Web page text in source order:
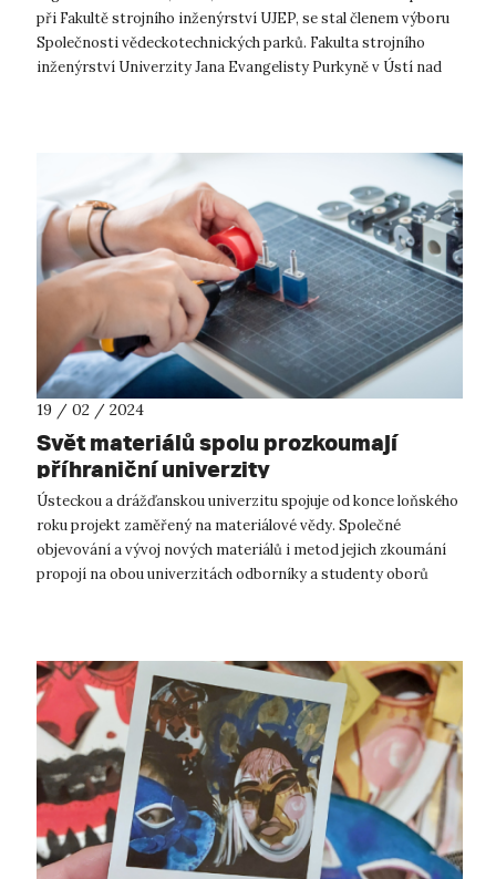
při Fakultě strojního inženýrství UJEP, se stal členem výboru
Společnosti vědeckotechnických parků. Fakulta strojního
inženýrství Univerzity Jana Evangelisty Purkyně v Ústí nad
19 / 02 / 2024
Svět materiálů spolu prozkoumají
příhraniční univerzity
Ústeckou a drážďanskou univerzitu spojuje od konce loňského
roku projekt zaměřený na materiálové vědy. Společné
objevování a vývoj nových materiálů i metod jejich zkoumání
propojí na obou univerzitách odborníky a studenty oborů